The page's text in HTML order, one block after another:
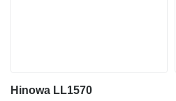
Hinowa LL1570